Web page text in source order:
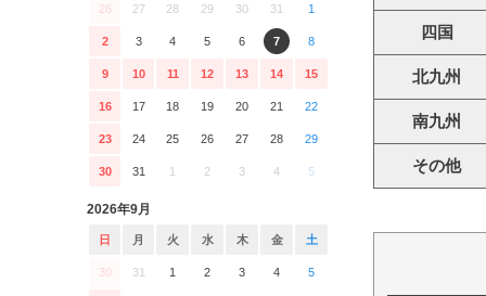
26 27 28 29 30 31 1
2 3 4 5 6 7 8
9 10 11 12 13 14 15
16 17 18 19 20 21 22
23 24 25 26 27 28 29
30 31 1 2 3 4 5
2026年9月
日 月 火 水 木 金 土
30 31 1 2 3 4 5
四国
北九州
南九州
その他